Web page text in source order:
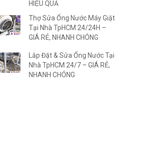
HIỆU QUẢ
Thợ Sửa Ống Nước Máy Giặt
Tại Nhà TpHCM 24/24H –
GIÁ RẺ, NHANH CHÓNG
Lắp Đặt & Sửa Ống Nước Tại
Nhà TpHCM 24/7 – GIÁ RẺ,
NHANH CHÓNG